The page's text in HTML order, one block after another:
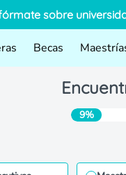
sobre
Becas
9%